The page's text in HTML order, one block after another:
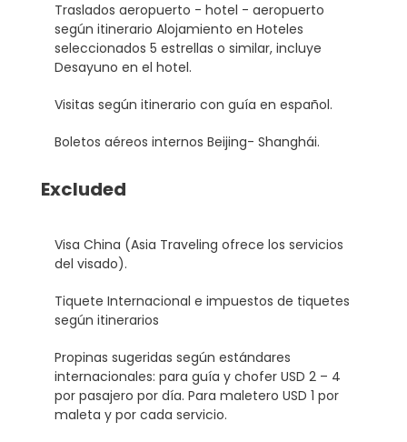
Traslados aeropuerto - hotel - aeropuerto
según itinerario Alojamiento en Hoteles
seleccionados 5 estrellas o similar, incluye
Desayuno en el hotel.
Visitas según itinerario con guía en español.
Boletos aéreos internos Beijing- Shanghái.
Excluded
Visa China (Asia Traveling ofrece los servicios
del visado).
Tiquete Internacional e impuestos de tiquetes
según itinerarios
Propinas sugeridas según estándares
internacionales: para guía y chofer USD 2 – 4
por pasajero por día. Para maletero USD 1 por
maleta y por cada servicio.